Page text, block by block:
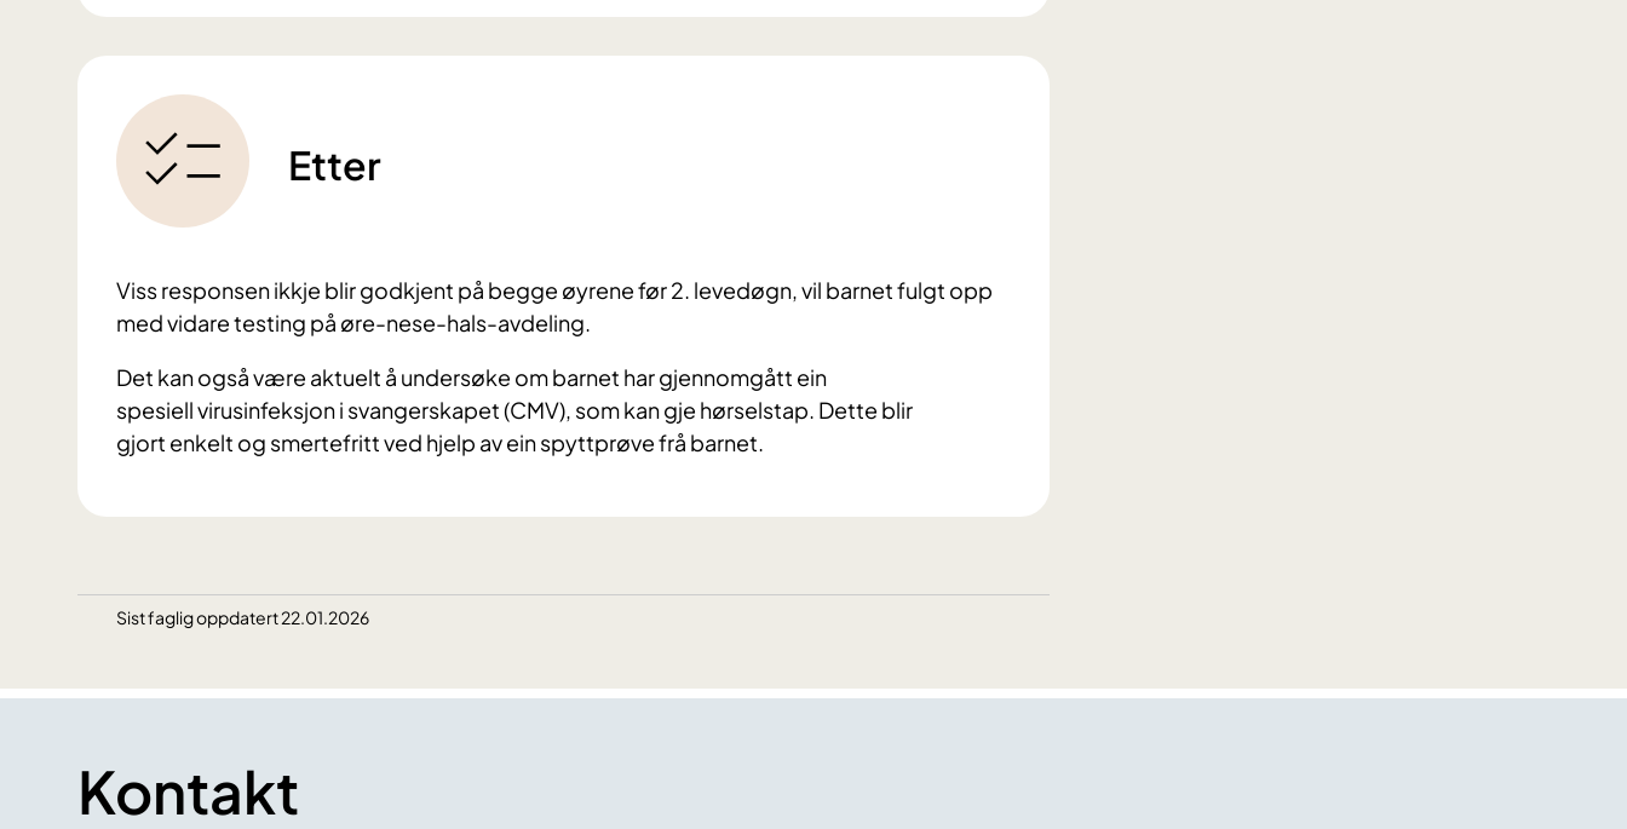
Etter
Viss responsen ikkje blir godkjent på begge øyrene før 2. levedøgn, vil barnet fulgt opp
med vidare testing på øre-nese-hals-avdeling.
Det kan også være aktuelt å undersøke om barnet har gjennomgått ein
spesiell virusinfeksjon i svangerskapet (CMV), som kan gje hørselstap. Dette blir
gjort enkelt og smertefritt ved hjelp av ein spyttprøve frå barnet.
Sist faglig oppdatert 22.01.2026
Kontakt